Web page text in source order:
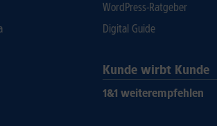
WordPress-Ratgeber
Digital Guide
Kunde wirbt Kunde
1&1 weiterempfehlen